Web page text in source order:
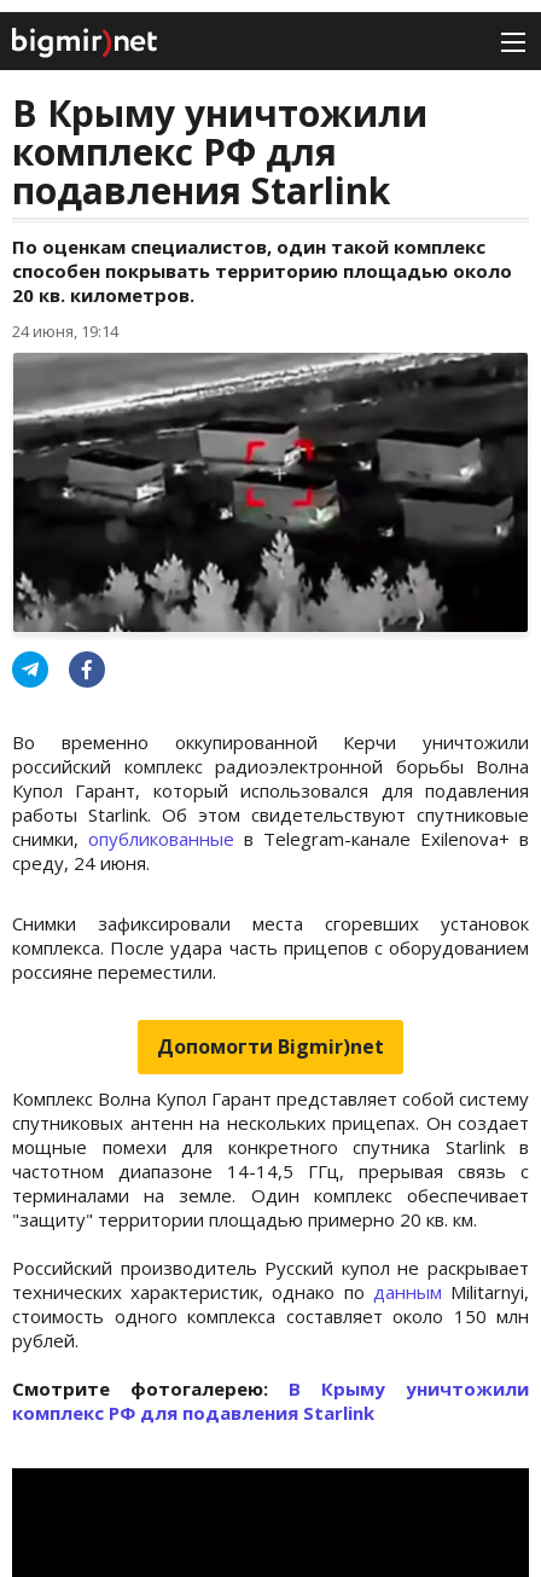
В Крыму уничтожили
комплекс РФ для
подавления Starlink
По оценкам специалистов, один такой комплекс
способен покрывать территорию площадью около
20 кв. километров.
24 июня, 19:14
Во временно оккупированной Керчи уничтожили
российский комплекс радиоэлектронной борьбы Волна
Купол Гарант, который использовался для подавления
работы Starlink. Об этом свидетельствуют спутниковые
снимки, опубликованные в Telegram-канале Exilenova+ в
среду, 24 июня.
Снимки зафиксировали места сгоревших установок
комплекса. После удара часть прицепов с оборудованием
россияне переместили.
Допомогти Bigmir)net
Комплекс Волна Купол Гарант представляет собой систему
спутниковых антенн на нескольких прицепах. Он создает
мощные помехи для конкретного спутника Starlink в
частотном диапазоне 14-14,5 ГГц, прерывая связь с
терминалами на земле. Один комплекс обеспечивает
"защиту" территории площадью примерно 20 кв. км.
Российский производитель Русский купол не раскрывает
технических характеристик, однако по данным Militarnyi,
стоимость одного комплекса составляет около 150 млн
рублей.
Cмотрите фотогалерею: В Крыму уничтожили
комплекс РФ для подавления Starlink